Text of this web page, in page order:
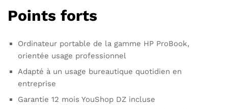
Points forts
Ordinateur portable de la gamme HP ProBook,
orientée usage professionnel
Adapté à un usage bureautique quotidien en
entreprise
Garantie 12 mois YouShop DZ incluse